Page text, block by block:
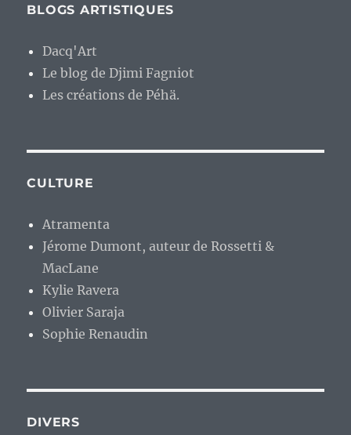
BLOGS ARTISTIQUES
Dacq'Art
Le blog de Djimi Fagniot
Les créations de Péhä.
CULTURE
Atramenta
Jérome Dumont, auteur de Rossetti &
MacLane
Kylie Ravera
Olivier Saraja
Sophie Renaudin
DIVERS